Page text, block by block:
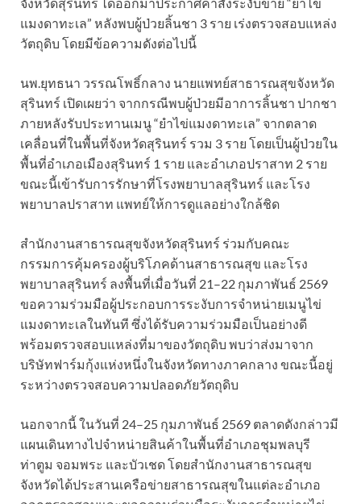
จังหวัดสุรินทร์ ได้ออกมาประกาศคำสั่งระงับขาย “ยำไข่
แมงดาทะเล” หลังพบผู้ป่วยลิ้นชา 3 ราย เร่งตรวจสอบแหล่ง
วัตถุดิบ โดยมีข้อความดังต่อไปนี้
นพ.ยุทธนา วรรณโพธิ์กลาง นายแพทย์สาธารณสุขจังหวัด
สุรินทร์ เปิดเผยว่า จากกรณีพบผู้ป่วยมีอาการลิ้นชา ปากชา
ภายหลังรับประทานเมนู “ยำไข่แมงดาทะเล” จากตลาด
เคลื่อนที่ในพื้นที่จังหวัดสุรินทร์ รวม 3 ราย โดยเป็นผู้ป่วยใน
พื้นที่อำเภอเมืองสุรินทร์ 1 ราย และอำเภอปราสาท 2 ราย
ขณะนี้เข้ารับการรักษาที่โรงพยาบาลสุรินทร์ และโรง
พยาบาลปราสาท แพทย์ให้การดูแลอย่างใกล้ชิด
สำนักงานสาธารณสุขจังหวัดสุรินทร์ ร่วมกับคณะ
กรรมการคุ้มครองผู้บริโภคด้านสาธารณสุข และโรง
พยาบาลสุรินทร์ ลงพื้นที่เมื่อวันที่ 21–22 กุมภาพันธ์ 2569
ขอความร่วมมือผู้ประกอบการระงับการจำหน่ายเมนูไข่
แมงดาทะเลในทันที ซึ่งได้รับความร่วมมือเป็นอย่างดี
พร้อมตรวจสอบแหล่งที่มาของวัตถุดิบ พบว่าส่งมาจาก
บริษัทฟาร์มกุ้งแห่งหนึ่งในจังหวัดทางภาคกลาง ขณะนี้อยู่
ระหว่างตรวจสอบความปลอดภัยวัตถุดิบ
นอกจากนี้ ในวันที่ 24–25 กุมภาพันธ์ 2569 ตลาดดังกล่าวมี
แผนเดินทางไปจำหน่ายสินค้าในพื้นที่อำเภอชุมพลบุรี
ท่าตูม จอมพระ และบัวเชด โดยสำนักงานสาธารณสุข
จังหวัดได้ประสานเครือข่ายสาธารณสุขในแต่ละอำเภอ